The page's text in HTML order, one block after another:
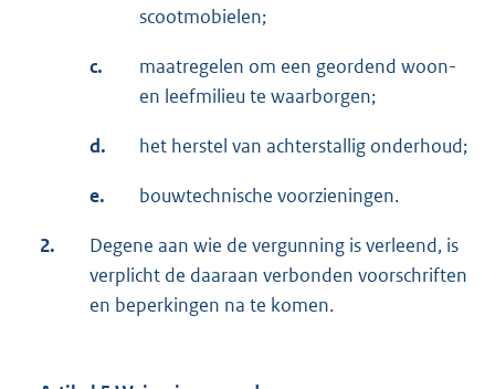
scootmobielen;
c.
maatregelen om een geordend woon-
en leefmilieu te waarborgen;
d. het herstel van achterstallig onderhoud;
e. bouwtechnische voorzieningen.
2.
Degene aan wie de vergunning is verleend, is
verplicht de daaraan verbonden voorschriften
en beperkingen na te komen.